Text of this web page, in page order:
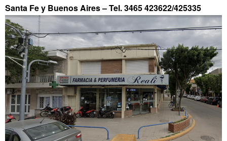
Santa Fe y Buenos Aires –Tel. 3465 423622/425335